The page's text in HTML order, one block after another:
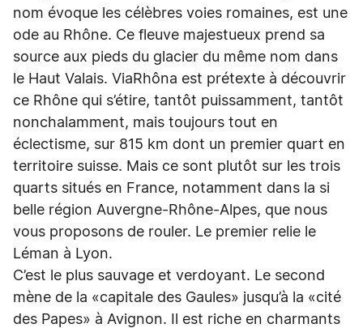
nom évoque les célèbres voies romaines, est une
ode au Rhône. Ce fleuve majestueux prend sa
source aux pieds du glacier du même nom dans
le Haut Valais. ViaRhôna est prétexte à découvrir
ce Rhône qui s’étire, tantôt puissamment, tantôt
nonchalamment, mais toujours tout en
éclectisme, sur 815 km dont un premier quart en
territoire suisse. Mais ce sont plutôt sur les trois
quarts situés en France, notamment dans la si
belle région Auvergne-Rhône-Alpes, que nous
vous proposons de rouler. Le premier relie le
Léman à Lyon.
C’est le plus sauvage et verdoyant. Le second
mène de la «capitale des Gaules» jusqu’à la «cité
des Papes» à Avignon. Il est riche en charmants